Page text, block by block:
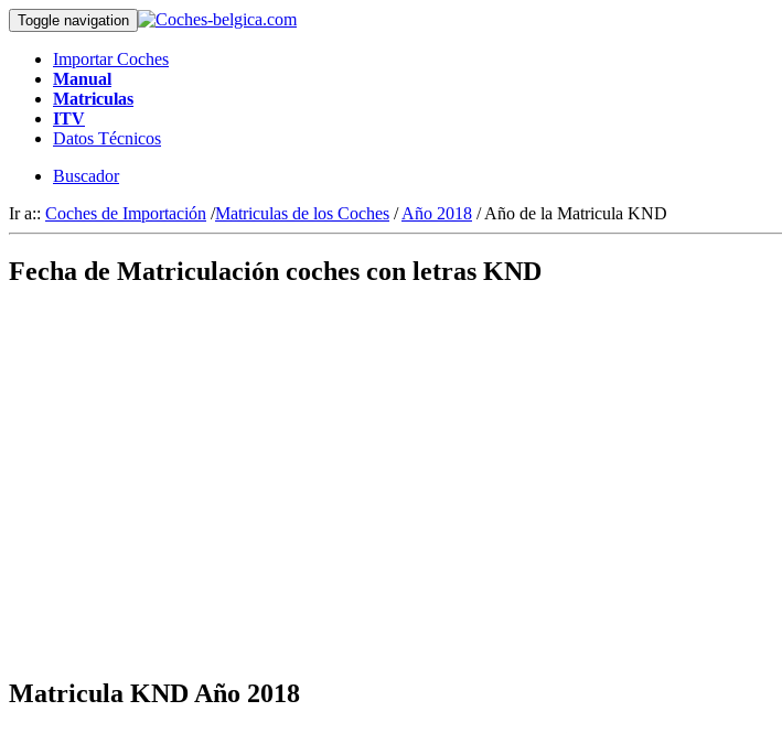
Toggle navigation
Importar Coches
Manual
Matriculas
ITV
Datos Técnicos
Buscador
Ir a:: Coches de Importación /Matriculas de los Coches /Año 2018 / Año de la Matricula KND
Fecha de Matriculación coches con letras KND
Matricula KND Año 2018